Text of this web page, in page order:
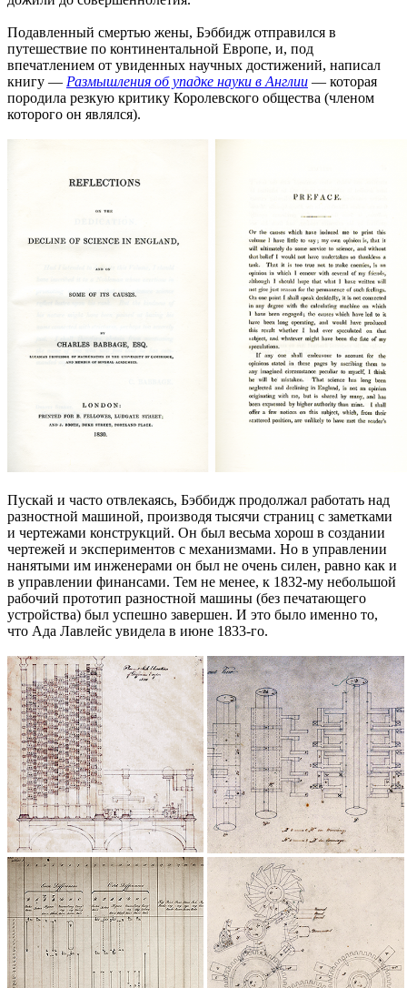
Подавленный смертью жены, Бэббидж отправился в
путешествие по континентальной Европе, и, под
впечатлением от увиденных научных достижений, написал
книгу — Размышления об упадке науки в Англии — которая
породила резкую критику Королевского общества (членом
которого он являлся).
Пускай и часто отвлекаясь, Бэббидж продолжал работать над
разностной машиной, производя тысячи страниц с заметками
и чертежами конструкций. Он был весьма хорош в создании
чертежей и экспериментов с механизмами. Но в управлении
нанятыми им инженерами он был не очень силен, равно как и
в управлении финансами. Тем не менее, к 1832-му небольшой
рабочий прототип разностной машины (без печатающего
устройства) был успешно завершен. И это было именно то,
что Ада Лавлейс увидела в июне 1833-го.